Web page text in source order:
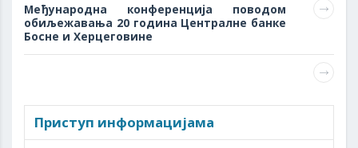
Међународна конференција поводом
обиљежавања 20 година Централне банке
Босне и Херцеговине
Приступ информацијама